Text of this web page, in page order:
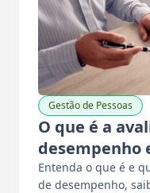
Gestão de Pessoas
O que é a
desempenho
Entenda o que é e
de desempenho,